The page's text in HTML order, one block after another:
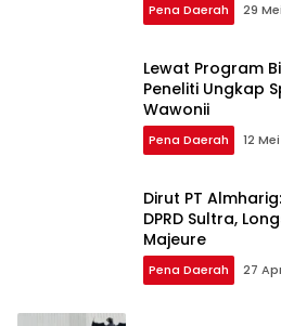
Pena Daerah 29
Lewat Program
Peneliti Ungkap
Wawonii
Pena Daerah 12
Dirut PT
DPRD Sultra,
Majeure
Pena Daerah 27